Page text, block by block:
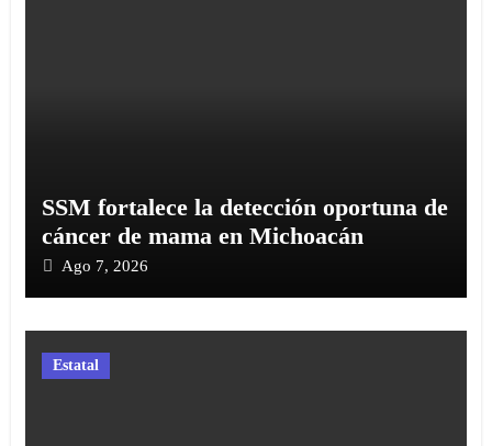
SSM fortalece la detección oportuna de
cáncer de mama en Michoacán
Ago 7, 2026
Estatal